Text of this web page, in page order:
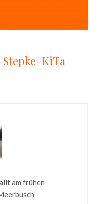
Stepke-KiTa
am frühen